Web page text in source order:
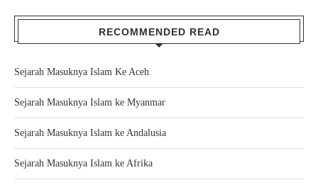
RECOMMENDED READ
Sejarah Masuknya Islam Ke Aceh
Sejarah Masuknya Islam ke Myanmar
Sejarah Masuknya Islam ke Andalusia
Sejarah Masuknya Islam ke Afrika